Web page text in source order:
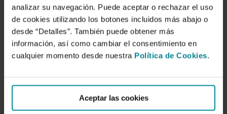
analizar su navegación. Puede aceptar o rechazar el uso
de cookies utilizando los botones incluidos más abajo o
desde “Detalles”. También puede obtener más
información, así como cambiar el consentimiento en
cualquier momento desde nuestra Política de Cookies.
Aceptar las cookies
Reducción de la lixivación
de nitratos y manejo
mejorado de nitrógeno
con sondas de succión en
cultivos …